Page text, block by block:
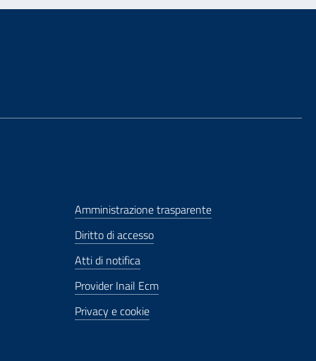
Amministrazione trasparente
Diritto di accesso
Atti di notifica
Provider Inail Ecm
Privacy e cookie